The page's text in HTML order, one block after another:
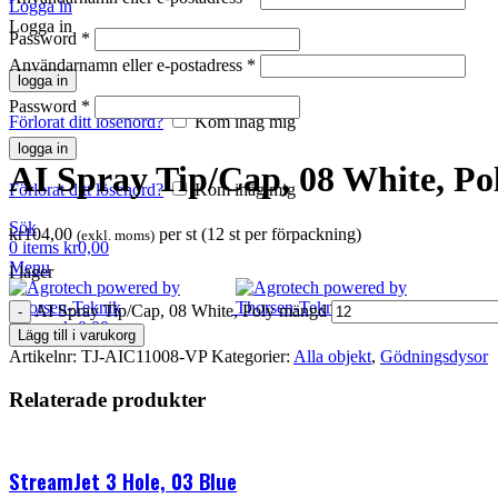
Password *
logga in
Förlorat ditt lösenord? Kom ihåg mig
Logga in
Logga in
Användarnamn eller e-postadress *
Password *
logga in
Förlorat ditt lösenord?
Kom ihåg mig
Sök
0 items kr0,00
Menu
0items kr0,00
Klicka för att förstora
AI Spray Tip/Cap, 08 White,
kr104,00 (exkl. moms) per st (12 st per förpackning)
I lager
AI Spray Tip/Cap, 08 White, Poly mängd
Lägg till i varukorg
Artikelnr: TJ-AIC11008-VPKategorier: Alla objekt, Gödningsdysor
Relaterade produkter
StreamJet 3 Hole, 03 Blue